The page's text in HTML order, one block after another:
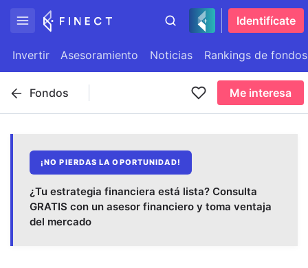
Identifícate
Invertir Asesoramiento Noticias Rankings de fondos
Fondos Me interesa
¡NO PIERDAS LA OPORTUNIDAD!
¿Tu estrategia financiera está lista? Consulta
GRATIS con un asesor financiero y toma ventaja
del mercado